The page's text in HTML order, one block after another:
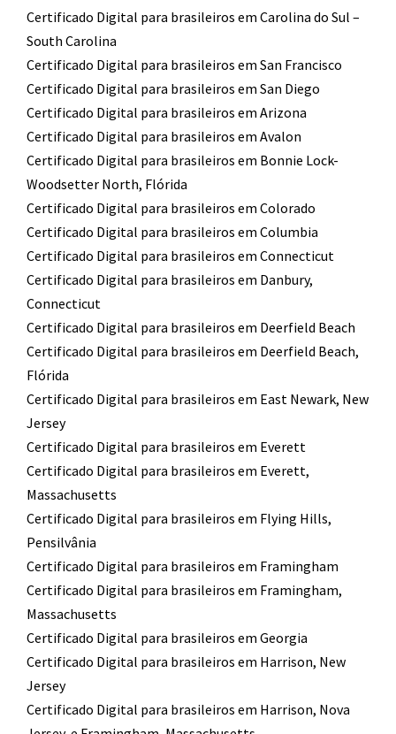
Certificado Digital para brasileiros em Carolina do Sul –
South Carolina
Certificado Digital para brasileiros em San Francisco
Certificado Digital para brasileiros em San Diego
Certificado Digital para brasileiros em Arizona
Certificado Digital para brasileiros em Avalon
Certificado Digital para brasileiros em Bonnie Lock-
Woodsetter North, Flórida
Certificado Digital para brasileiros em Colorado
Certificado Digital para brasileiros em Columbia
Certificado Digital para brasileiros em Connecticut
Certificado Digital para brasileiros em Danbury,
Connecticut
Certificado Digital para brasileiros em Deerfield Beach
Certificado Digital para brasileiros em Deerfield Beach,
Flórida
Certificado Digital para brasileiros em East Newark, New
Jersey
Certificado Digital para brasileiros em Everett
Certificado Digital para brasileiros em Everett,
Massachusetts
Certificado Digital para brasileiros em Flying Hills,
Pensilvânia
Certificado Digital para brasileiros em Framingham
Certificado Digital para brasileiros em Framingham,
Massachusetts
Certificado Digital para brasileiros em Georgia
Certificado Digital para brasileiros em Harrison, New
Jersey
Certificado Digital para brasileiros em Harrison, Nova